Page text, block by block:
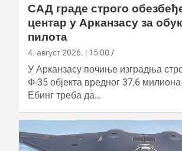
САД граде строго
центар у Арканзасу за
пилота
4. август 2026. | 15:00
У Арканзасу почиње изградња
Ф-35 објекта вредног 37,6
Ебинг треба да…